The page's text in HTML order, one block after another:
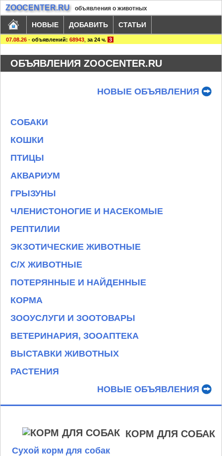
ZOOCENTER.RU объявления о животных
НОВЫЕ ДОБАВИТЬ СТАТЬИ
07.08.26 - объявлений: 68943 за 24 ч. 3
ОБЪЯВЛЕНИЯ ZOOCENTER.RU
НОВЫЕ ОБЪЯВЛЕНИЯ
СОБАКИ
КОШКИ
ПТИЦЫ
АКВАРИУМ
ГРЫЗУНЫ
ЧЛЕНИСТОНОГИЕ И НАСЕКОМЫЕ
РЕПТИЛИИ
ЭКЗОТИЧЕСКИЕ ЖИВОТНЫЕ
С/Х ЖИВОТНЫЕ
ПОТЕРЯННЫЕ И НАЙДЕННЫЕ
КОРМА
ЗООУСЛУГИ И ЗООТОВАРЫ
ВЕТЕРИНАРИЯ, ЗООАПТЕКА
ВЫСТАВКИ ЖИВОТНЫХ
РАСТЕНИЯ
НОВЫЕ ОБЪЯВЛЕНИЯ
КОРМ ДЛЯ СОБАК
Сухой корм для собак